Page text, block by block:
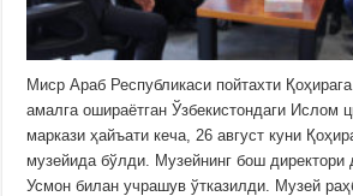
Миср Араб Республикаси пойтахти
амалга ошираётган Ўзбекистондаги Ислом
маркази ҳайъати кеча, 26 август куни
музейида бўлди. Музейнинг бош директори
Усмон билан учрашув ўтказилди. Музей